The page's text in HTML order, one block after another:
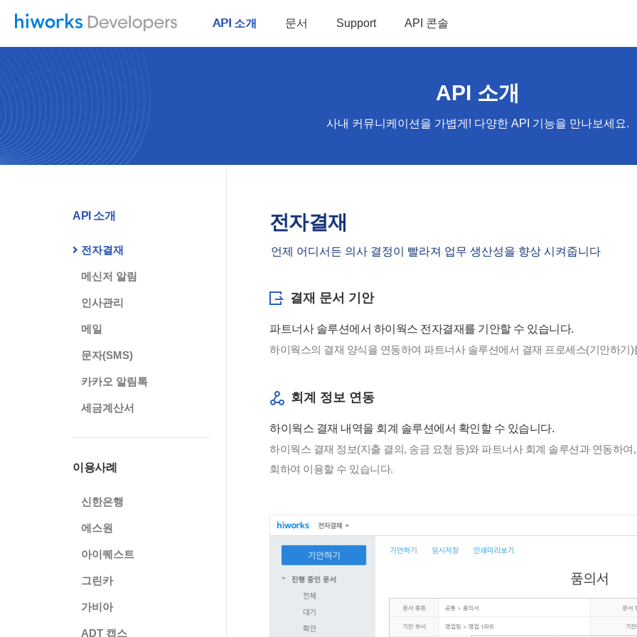
API 소개 문서 Support API 콘솔
API 소개
사내 커뮤니케이션을 가볍게! 다양한 API 기능을 만나보세요.
API 소개
전자결재
메신저 알림
인사관리
메일
문자(SMS)
카카오 알림톡
세금계산서
이용사례
신한은행
에스원
아이퀘스트
그린카
가비아
ADT 캡스
전자결재
언제 어디서든 의사 결정이 빨라져 업무 생산성을 향상 시켜줍니다
결재 문서 기안
파트너사 솔루션에서 하이웍스 전자결재를 기안할 수 있습니다.
하이웍스의 결재 양식을 연동하여 파트너사 솔루션에서 결재 프로세스(기안하기
회계 정보 연동
하이웍스 결재 내역을 회계 솔루션에서 확인할 수 있습니다.
하이웍스 결재 정보(지출 결의, 송금 요청 등)와 파트너사 회계 솔루션과 연동하
회하여 이용할 수 있습니다.